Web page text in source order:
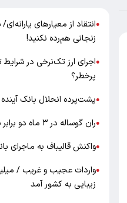
●انتقاد از معیارهای
زنجانی هم‌رده نکنید!
●اجرای ارز تک‌نرخی در
پرخطر؟
●پشت‌پرده انحلال بانک
●ران گوساله در ۳ ماه دو برابر شد؛ کسی حواسش هست؟
●واکنش قالیباف به ماجرای
●واردات عجیب و غریب /
زیبایی به کشور آمد